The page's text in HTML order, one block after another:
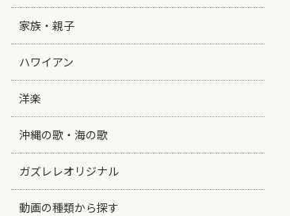
家族・親子
ハワイアン
洋楽
沖縄の歌・海の歌
ガズレレオリジナル
動画の種類から探す